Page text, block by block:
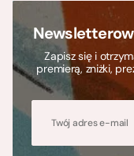
Zapisz się i
premierą, zniżki,